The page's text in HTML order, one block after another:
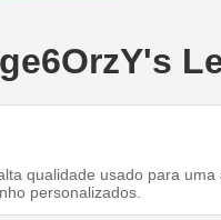
qualidade usado para uma
personalizados.